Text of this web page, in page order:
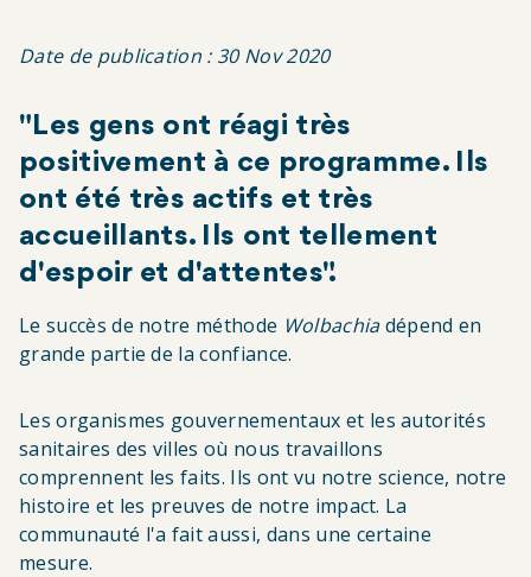
Date de publication : 30 Nov 2020
"Les gens ont réagi très
positivement à ce programme. Ils
ont été très actifs et très
accueillants. Ils ont tellement
d'espoir et d'attentes".
Le succès de notre méthode Wolbachiadépend en
grande partie de la confiance.
Les organismes gouvernementaux et les autorités
sanitaires des villes où nous travaillons
comprennent les faits. Ils ont vu notre science, notre
histoire et les preuves de notre impact. La
communauté l'a fait aussi, dans une certaine
mesure.